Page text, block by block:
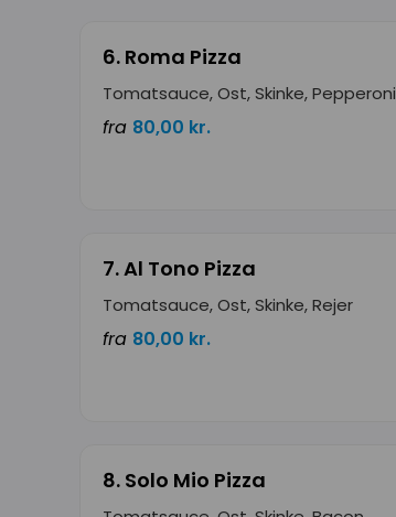
6. Roma Pizza
Tomatsauce, Ost, Skinke, Pepperoni
fra 80,00 kr.
7. Al Tono Pizza
Tomatsauce, Ost, Skinke, Rejer
fra 80,00 kr.
8. Solo Mio Pizza